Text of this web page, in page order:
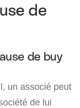
de
de buy
un associé peut
de lui